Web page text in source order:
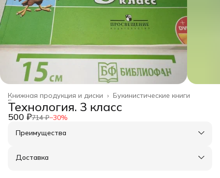
Букинистические книги
Книжная продукция и диски ›
Главная
Технология. 3 класс
500 ₽714 ₽−30%
Преимущества
Оплата частями в Сплит
Удобный возврат
Доставка